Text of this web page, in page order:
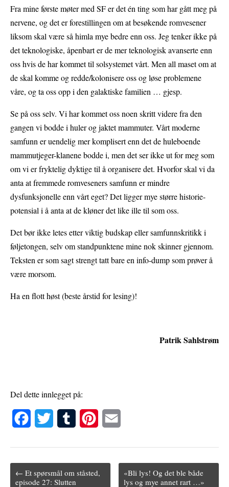
Fra mine første møter med SF er det én ting som har gått meg på
nervene, og det er forestillingen om at besøkende romvesener
liksom skal være så himla mye bedre enn oss. Jeg tenker ikke på
det teknologiske, åpenbart er de mer teknologisk avanserte enn
oss hvis de har kommet til solsystemet vårt. Men all maset om at
de skal komme og redde/kolonisere oss og løse problemene
våre, og ta oss opp i den galaktiske familien … gjesp.
Se på oss selv. Vi har kommet oss noen skritt videre fra den
gangen vi bodde i huler og jaktet mammuter. Vårt moderne
samfunn er uendelig mer komplisert enn det de huleboende
mammutjeger-klanene bodde i, men det ser ikke ut for meg som
om vi er fryktelig dyktige til å organisere det. Hvorfor skal vi da
anta at fremmede romveseners samfunn er mindre
dysfunksjonelle enn vårt eget? Det ligger mye større historie-
potensial i å anta at de kløner det like ille til som oss.
Det bør ikke letes etter viktig budskap eller samfunnskritikk i
føljetongen, selv om standpunktene mine nok skinner gjennom.
Teksten er som sagt strengt tatt bare en info-dump som prøver å
være morsom.
Ha en flott høst (beste årstid for lesing)!
Patrik Sahlstrøm
Del dette innlegget på:
e
t
b
t
Post navigation
← Et spørsmål om ståsted,
episode 27: Slutten
«Bli lys! Og det ble både
lys og mye annet rart …»